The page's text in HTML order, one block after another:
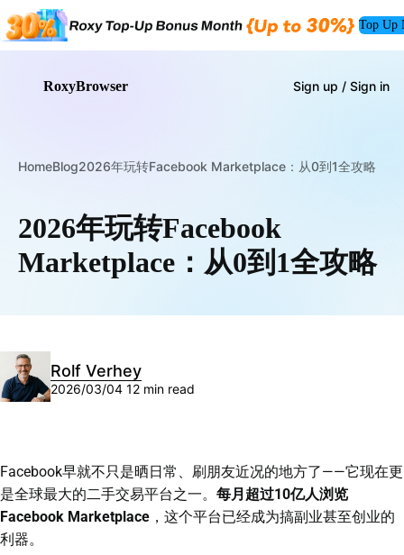
Top Up
RoxyBrowser Sign up / Sign in
HomeBlog2026年玩转Facebook Marketplace：从0到1全攻略
2026年玩转Facebook
Marketplace：从0到1全攻略
Rolf Verhey
2026/03/04 12 min read
Facebook早就不只是晒日常、刷朋友近况的地方了——它现在更
是全球最大的二手交易平台之一。 每月超过10亿人浏览
Facebook Marketplace ，这个平台已经成为搞副业甚至创业的
利器。